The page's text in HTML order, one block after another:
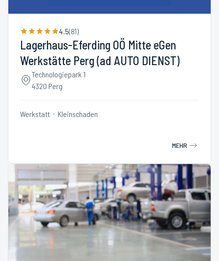
4.5(81)
Lagerhaus-Eferding OÖ Mitte eGen
Werkstätte Perg (ad AUTO DIENST)
Technologiepark 1
4320 Perg
Werkstatt Kleinschaden
MEHR